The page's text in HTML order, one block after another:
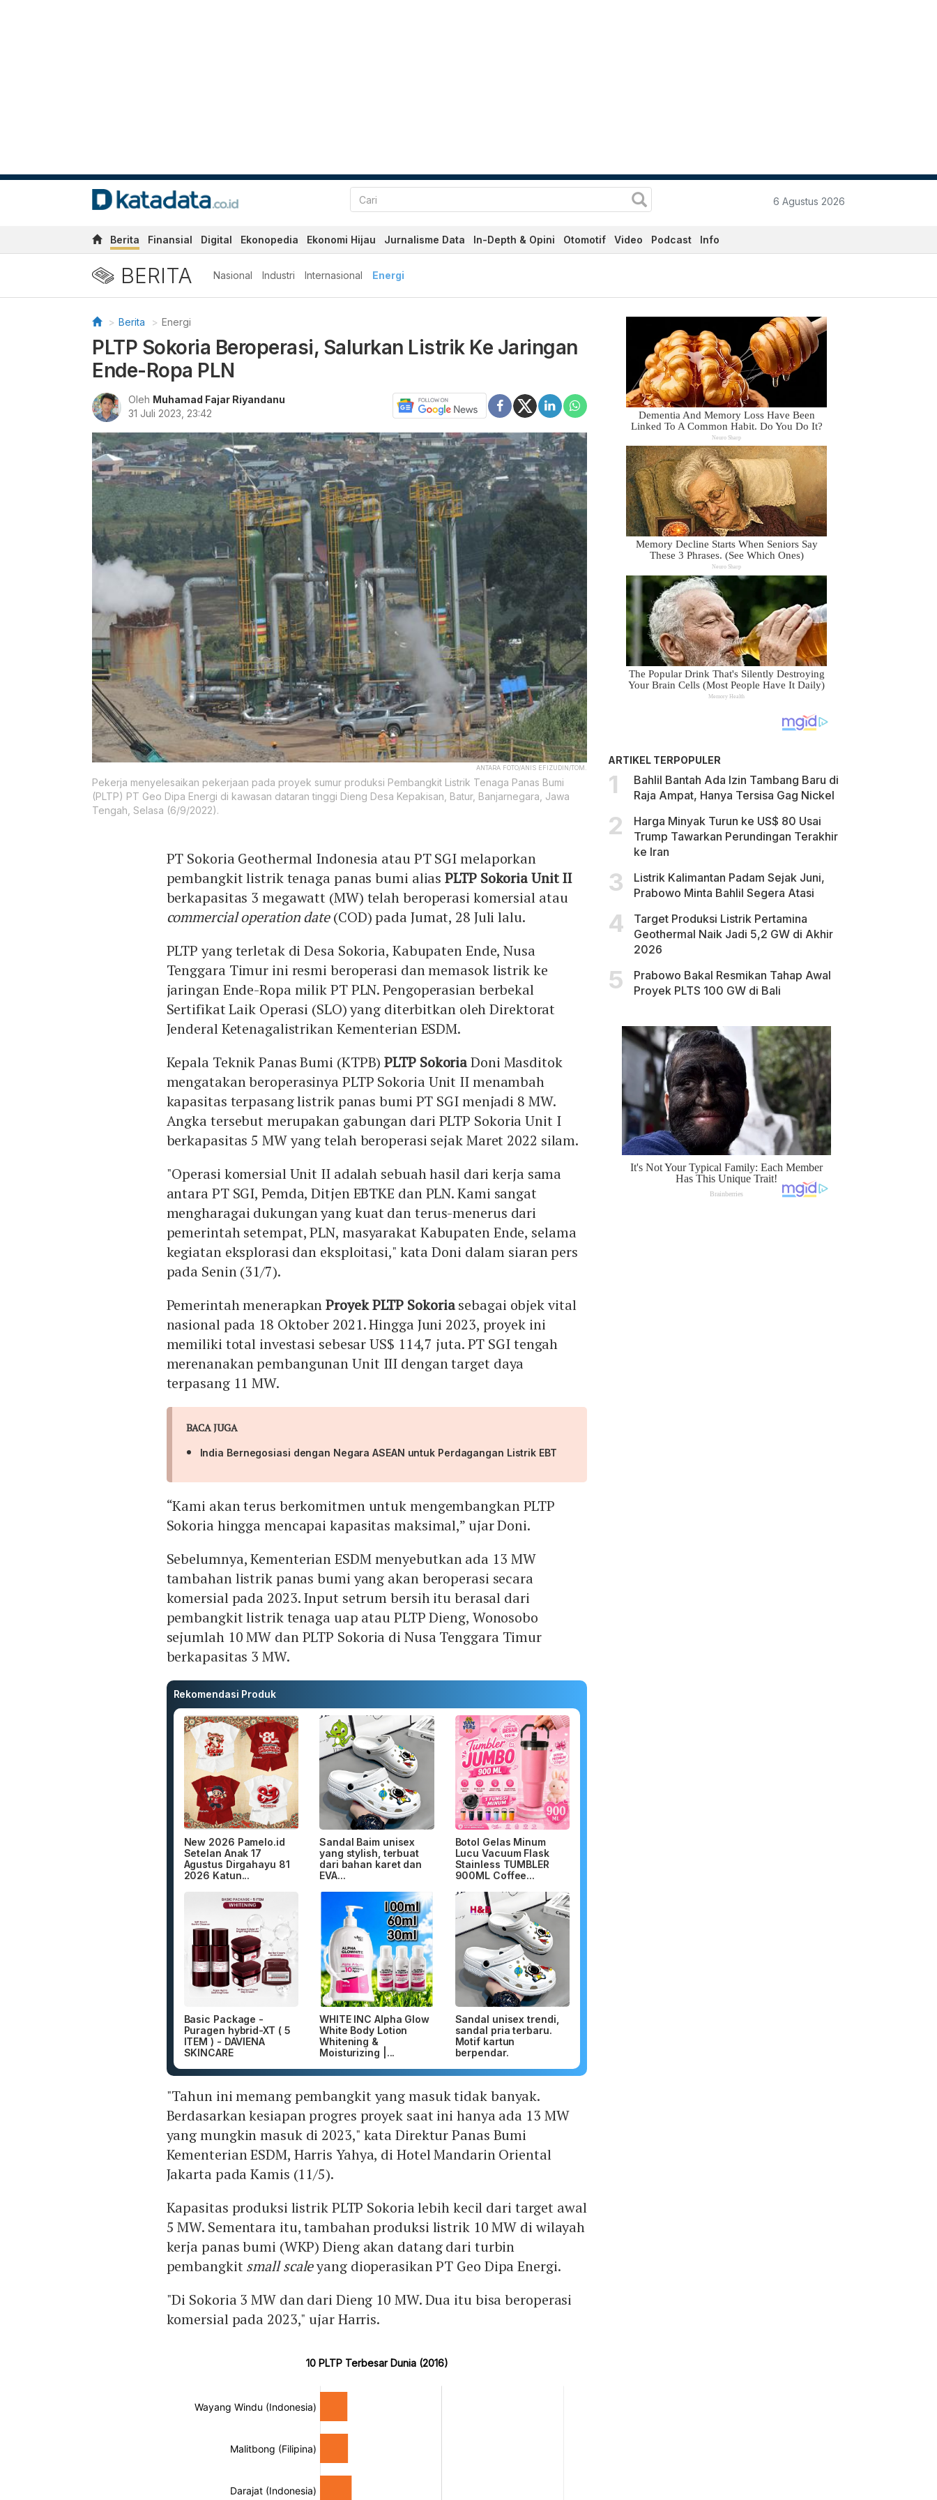
6 Agustus 2026
Berita Finansial Digital Ekonopedia Ekonomi Hijau Jurnalisme Data In-Depth & Opini Otomotif Video Podcast Info
BERITA Nasional Industri Internasional Energi
Berita Energi
PLTP Sokoria Beroperasi, Salurkan Listrik Ke Jaringan
Ende-Ropa PLN
Oleh Muhamad Fajar Riyandanu
31 Juli 2023, 23:42
ANTARA FOTO/ANIS EFIZUDIN/TOM.
Pekerja menyelesaikan pekerjaan pada proyek sumur produksi Pembangkit Listrik Tenaga Panas Bumi
(PLTP) PT Geo Dipa Energi di kawasan dataran tinggi Dieng Desa Kepakisan, Batur, Banjarnegara, Jawa
Tengah, Selasa (6/9/2022).
PT Sokoria Geothermal Indonesia atau PT SGI melaporkan
pembangkit listrik tenaga panas bumi aliasPLTP Sokoria Unit II
berkapasitas 3 megawatt (MW) telah beroperasi komersial atau
commercial operation date(COD) pada Jumat, 28 Juli lalu.
PLTP yang terletak di Desa Sokoria, Kabupaten Ende, Nusa
Tenggara Timur ini resmi beroperasi dan memasok listrik ke
jaringan Ende-Ropa milik PT PLN. Pengoperasian berbekal
Sertifikat Laik Operasi (SLO) yang diterbitkan oleh Direktorat
Jenderal Ketenagalistrikan Kementerian ESDM.
Kepala Teknik Panas Bumi (KTPB)PLTP SokoriaDoni Masditok
mengatakan beroperasinya PLTP Sokoria Unit II menambah
kapasitas terpasang listrik panas bumi PT SGI menjadi 8 MW.
Angka tersebut merupakan gabungan dari PLTP Sokoria Unit I
berkapasitas 5 MW yang telah beroperasi sejak Maret 2022 silam.
"Operasi komersial Unit II adalah sebuah hasil dari kerja sama
antara PT SGI, Pemda, Ditjen EBTKE dan PLN. Kami sangat
mengharagai dukungan yang kuat dan terus-menerus dari
pemerintah setempat, PLN, masyarakat Kabupaten Ende, selama
kegiatan eksplorasi dan eksploitasi," kata Doni dalam siaran pers
pada Senin (31/7).
Pemerintah menerapkanProyek PLTP Sokoriasebagai objek vital
nasional pada 18 Oktober 2021. Hingga Juni 2023, proyek ini
memiliki total investasi sebesar US$ 114,7 juta. PT SGI tengah
merenanakan pembangunan Unit III dengan target daya
terpasang 11 MW.
BACA JUGA
India Bernegosiasi dengan Negara ASEAN untuk Perdagangan Listrik EBT
“Kami akan terus berkomitmen untuk mengembangkan PLTP
Sokoria hingga mencapai kapasitas maksimal,” ujar Doni.
Sebelumnya, Kementerian ESDM menyebutkan ada 13 MW
tambahan listrik panas bumi yang akan beroperasi secara
komersial pada 2023. Input setrum bersih itu berasal dari
pembangkit listrik tenaga uap atau PLTP Dieng, Wonosobo
sejumlah 10 MW dan PLTP Sokoria di Nusa Tenggara Timur
berkapasitas 3 MW.
Rekomendasi Produk
New 2026 Pamelo.id
Setelan Anak 17
Agustus Dirgahayu 81
2026 Katun...
Sandal Baim unisex
yang stylish, terbuat
dari bahan karet dan
EVA...
Botol Gelas Minum
Lucu Vacuum Flask
Stainless TUMBLER
900ML Coffee...
Basic Package -
Puragen hybrid-XT ( 5
ITEM ) - DAVIENA
SKINCARE
WHITE INC Alpha Glow
White Body Lotion
Whitening &
Moisturizing |...
Sandal unisex trendi,
sandal pria terbaru.
Motif kartun
berpendar.
"Tahun ini memang pembangkit yang masuk tidak banyak.
Berdasarkan kesiapan progres proyek saat ini hanya ada 13 MW
yang mungkin masuk di 2023," kata Direktur Panas Bumi
Kementerian ESDM, Harris Yahya, di Hotel Mandarin Oriental
Jakarta pada Kamis (11/5).
Kapasitas produksi listrik PLTP Sokoria lebih kecil dari target awal
5 MW. Sementara itu, tambahan produksi listrik 10 MW di wilayah
kerja panas bumi (WKP) Dieng akan datang dari turbin
pembangkitsmall scaleyang dioperasikan PT Geo Dipa Energi.
"Di Sokoria 3 MW dan dari Dieng 10 MW. Dua itu bisa beroperasi
komersial pada 2023," ujar Harris.
ARTIKEL TERPOPULER
Bahlil Bantah Ada Izin Tambang Baru di
Raja Ampat, Hanya Tersisa Gag Nickel
Harga Minyak Turun ke US$ 80 Usai
Trump Tawarkan Perundingan Terakhir
ke Iran
Listrik Kalimantan Padam Sejak Juni,
Prabowo Minta Bahlil Segera Atasi
Target Produksi Listrik Pertamina
Geothermal Naik Jadi 5,2 GW di Akhir
2026
Prabowo Bakal Resmikan Tahap Awal
Proyek PLTS 100 GW di Bali